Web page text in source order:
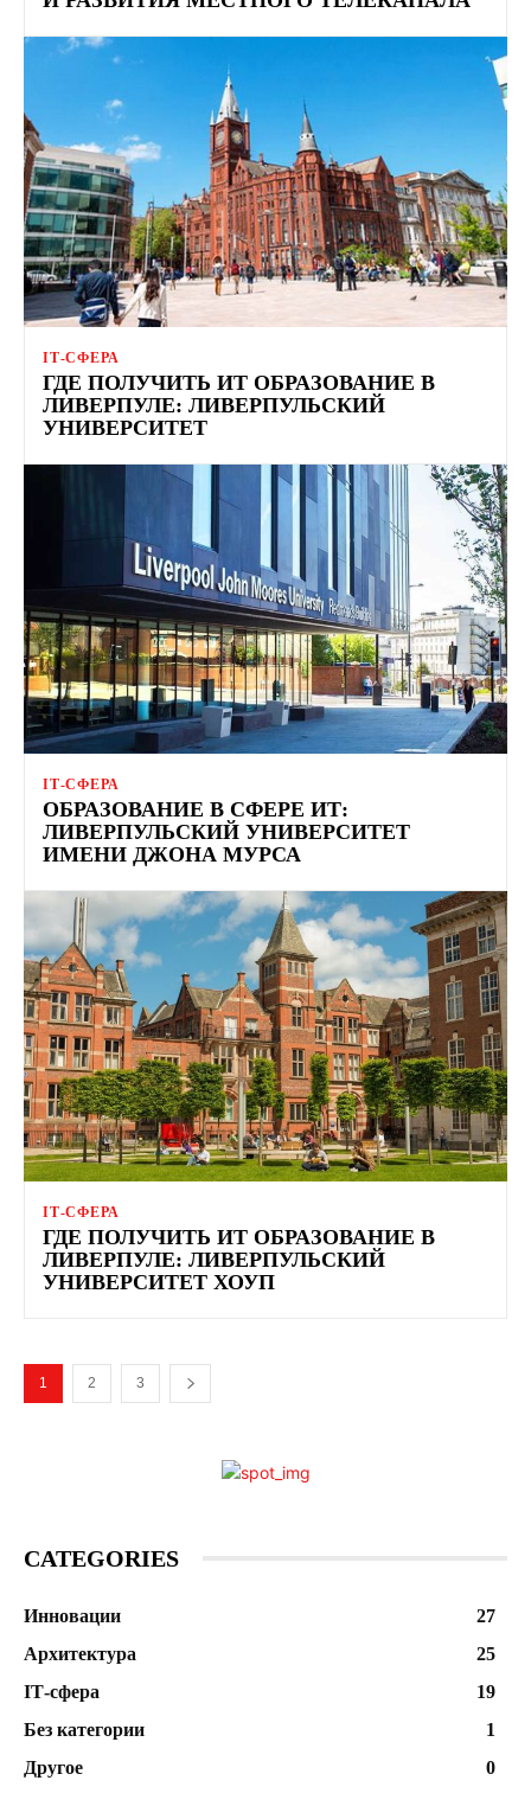
ІТ-СФЕРА
ГДЕ ПОЛУЧИТЬ ИТ ОБРАЗОВАНИЕ В
ЛИВЕРПУЛЕ: ЛИВЕРПУЛЬСКИЙ
УНИВЕРСИТЕТ
ІТ-СФЕРА
ОБРАЗОВАНИЕ В СФЕРЕ ИТ:
ЛИВЕРПУЛЬСКИЙ УНИВЕРСИТЕТ
ИМЕНИ ДЖОНА МУРСА
ІТ-СФЕРА
ГДЕ ПОЛУЧИТЬ ИТ ОБРАЗОВАНИЕ В
ЛИВЕРПУЛЕ: ЛИВЕРПУЛЬСКИЙ
УНИВЕРСИТЕТ ХОУП
1 2 3
CATEGORIES
Инновации
27
Архитектура
25
ІТ-сфера
19
Без категории
1
Другое
0